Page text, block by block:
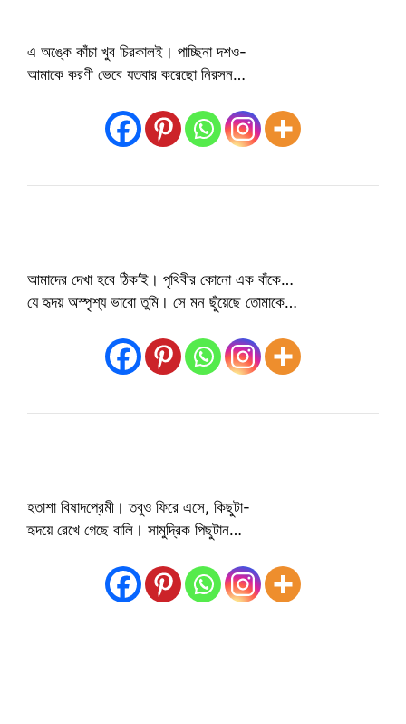
এ অঙ্কে কাঁচা খুব চিরকালই। পাচ্ছিনা দশও-
আমাকে করণী ভেবে যতবার করেছো নিরসন…
আমাদের দেখা হবে ঠিক’ই। পৃথিবীর কোনো এক বাঁকে…
যে হৃদয় অস্পৃশ্য ভাবো তুমি। সে মন ছুঁয়েছে তোমাকে…
হতাশা বিষাদপ্রেমী। তবুও ফিরে এসে, কিছুটা-
হৃদয়ে রেখে গেছে বালি। সামুদ্রিক পিছুটান…